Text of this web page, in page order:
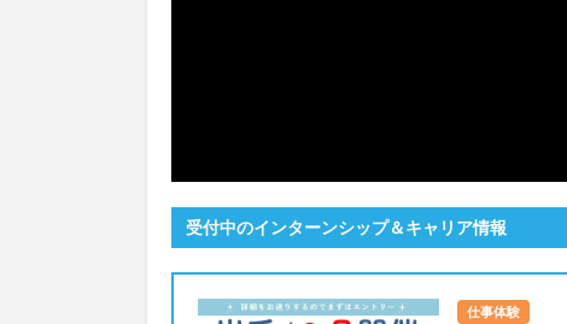
受付中のインターンシップ＆キャリア情報
仕事体験